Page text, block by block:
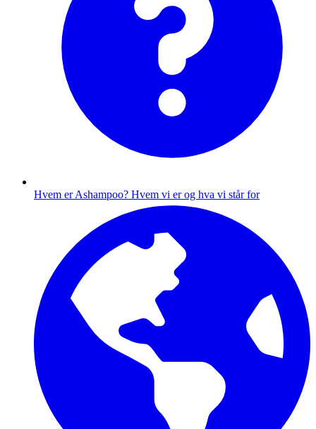
Hvem er Ashampoo? Hvem vi er og hva vi står for